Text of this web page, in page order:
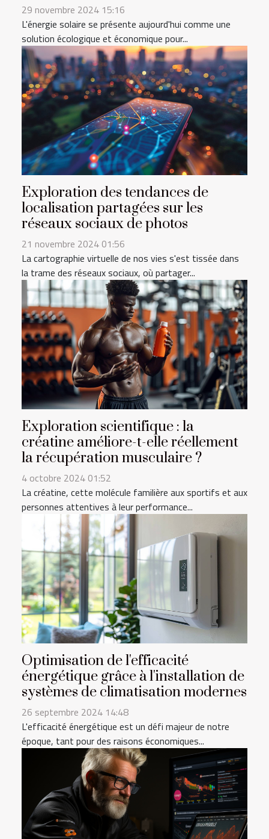
29 novembre 2024 15:16
L'énergie solaire se présente aujourd'hui comme une
solution écologique et économique pour...
Exploration des tendances de
localisation partagées sur les
réseaux sociaux de photos
21 novembre 2024 01:56
La cartographie virtuelle de nos vies s'est tissée dans
la trame des réseaux sociaux, où partager...
Exploration scientifique : la
créatine améliore-t-elle réellement
la récupération musculaire ?
4 octobre 2024 01:52
La créatine, cette molécule familière aux sportifs et aux
personnes attentives à leur performance...
Optimisation de l'efficacité
énergétique grâce à l'installation de
systèmes de climatisation modernes
26 septembre 2024 14:48
L'efficacité énergétique est un défi majeur de notre
époque, tant pour des raisons économiques...